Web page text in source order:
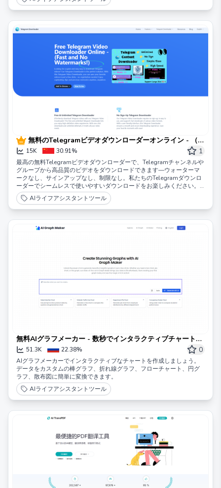
無料のTelegramビデオダウンローダーオンライン - （高
速で透かしなし！）
15K 30.91% 1
最高の無料Telegramビデオダウンローダーで、Telegramチャンネルや
グループから高品質のビデオをダウンロードできます—ウォーターマ
ークなし、サインアップなし、制限なし。私たちのTelegramダウンロ
ーダーでシームレスで使いやすいダウンロードをお楽しみください。
今すぐ入手しましょう！
AIライフアシスタントツール
無料AIグラフメーカー - 数秒でインタラクティブチャートを
生成51.3K 22.38% 0
AIグラフメーカーでインタラクティブなチャートを作成しましょう。
データをカスタムの棒グラフ、折れ線グラフ、フローチャート、円グ
ラフ、散布図に簡単に変換できます。
AIライフアシスタントツール